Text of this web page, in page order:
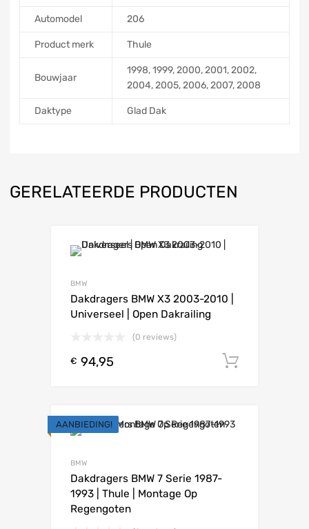
Automodel 206
Product merk Thule
Bouwjaar
1998, 1999, 2000, 2001, 2002,
2004, 2005, 2006, 2007, 2008
Daktype Glad Dak
GERELATEERDE PRODUCTEN
BMW
Dakdragers BMW X3 2003-2010 |
Universeel | Open Dakrailing
(0 reviews)
€ 94,95
AANBIEDING!
BMW
Dakdragers BMW 7 Serie 1987-
1993 | Thule | Montage Op
Regengoten